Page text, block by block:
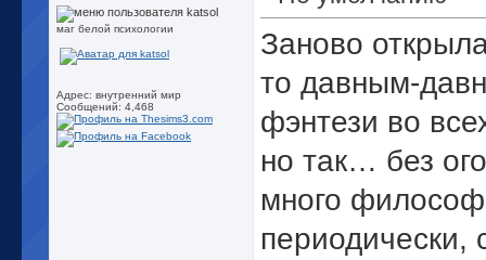
маг белой психологии
Адрес: внутренний мир
Сообщений: 4,468
Заново
то давным-
фэнтези во
но так… без
много
периодически,